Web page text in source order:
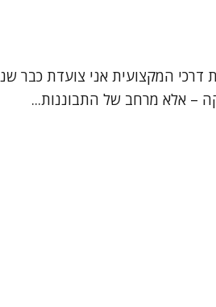
המקצועית אני צועדת כבר
– אלא מרחב של התבוננות...